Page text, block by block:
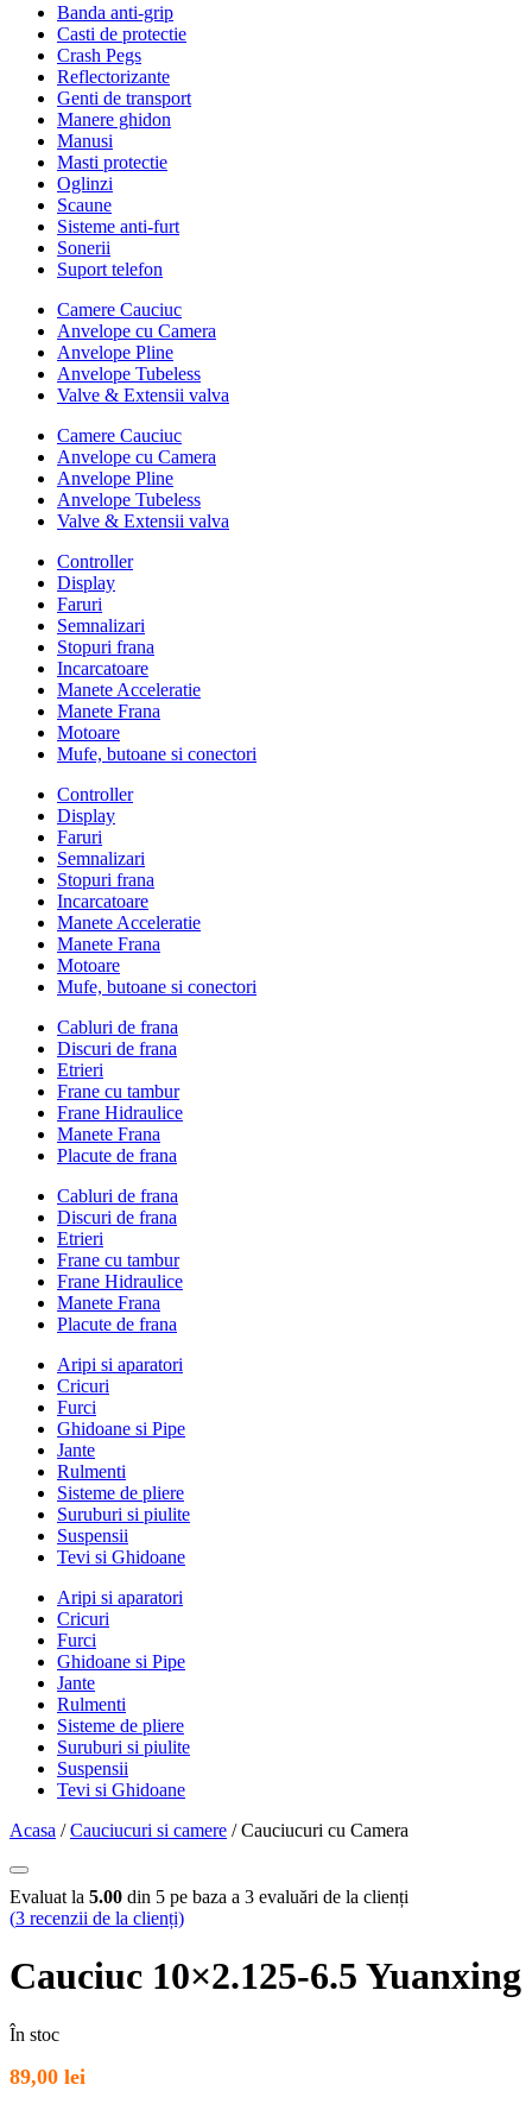
Banda anti-grip
Casti de protectie
Crash Pegs
Reflectorizante
Genti de transport
Manere ghidon
Manusi
Masti protectie
Oglinzi
Scaune
Sisteme anti-furt
Sonerii
Suport telefon
Camere Cauciuc
Anvelope cu Camera
Anvelope Pline
Anvelope Tubeless
Valve & Extensii valva
Camere Cauciuc
Anvelope cu Camera
Anvelope Pline
Anvelope Tubeless
Valve & Extensii valva
Controller
Display
Faruri
Semnalizari
Stopuri frana
Incarcatoare
Manete Acceleratie
Manete Frana
Motoare
Mufe, butoane si conectori
Controller
Display
Faruri
Semnalizari
Stopuri frana
Incarcatoare
Manete Acceleratie
Manete Frana
Motoare
Mufe, butoane si conectori
Cabluri de frana
Discuri de frana
Etrieri
Frane cu tambur
Frane Hidraulice
Manete Frana
Placute de frana
Cabluri de frana
Discuri de frana
Etrieri
Frane cu tambur
Frane Hidraulice
Manete Frana
Placute de frana
Aripi si aparatori
Cricuri
Furci
Ghidoane si Pipe
Jante
Rulmenti
Sisteme de pliere
Suruburi si piulite
Suspensii
Tevi si Ghidoane
Aripi si aparatori
Cricuri
Furci
Ghidoane si Pipe
Jante
Rulmenti
Sisteme de pliere
Suruburi si piulite
Suspensii
Tevi si Ghidoane
Acasa /Cauciucuri si camere / Cauciucuri cu Camera
Evaluat la 5.00 din 5 pe baza a 3 evaluări de la clienți
(3 recenzii de la clienți)
Cauciuc 10×2.125-6.5 Yuanxing
În stoc
89,00 lei